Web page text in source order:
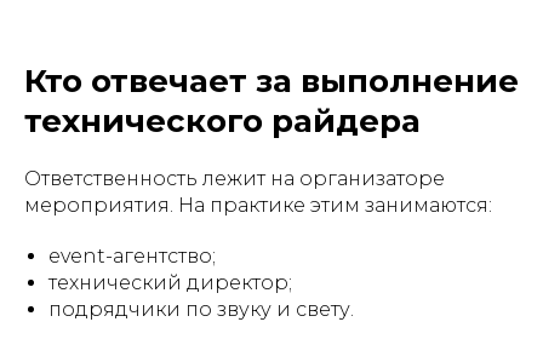
Кто отвечает за выполнение
технического райдера
Ответственность лежит на организаторе
мероприятия. На практике этим занимаются:
event-агентство;
технический директор;
подрядчики по звуку и свету.